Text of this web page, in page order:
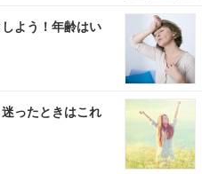
よう！年齢はい
ったときはこれ